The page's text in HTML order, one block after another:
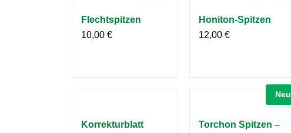
Flechtspitzen
10,00 €
Honiton-Spitzen
12,00€
Korrekturblatt
Neu
Torchon Spitzen –